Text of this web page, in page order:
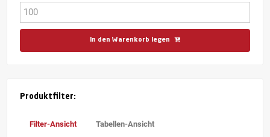
In den Warenkorb legen
Produktfilter:
Filter-Ansicht Tabellen-Ansicht